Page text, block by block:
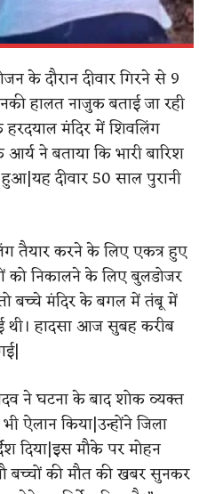
के दौरान दीवार गिरने से 9
हालत नाजुक बताई जा रही
मंदिर में शिवलिंग
ने बताया कि भारी बारिश
दीवार 50 साल पुरानी
तैयार करने के लिए एकत्र हुए
को निकालने के लिए बुलडोजर
बच्चे मंदिर के बगल में तंबू में
थी। हादसा आज सुबह करीब
ने घटना के बाद शोक व्यक्त
ऐलान किया|उन्होंने जिला
दिया|इस मौके पर मोहन
बच्चों की मौत की खबर सुनकर